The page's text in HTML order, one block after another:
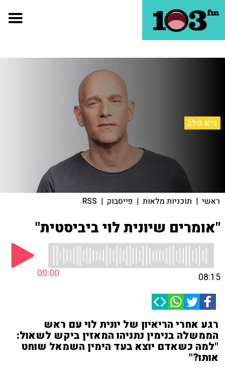
גיא פלג
ראשי | תוכניות מלאות | פייסבוק |
RSS
"אומרים שיונית לוי ביביסטית"
00:00 08:15
רגע אחרי הריאיון של יונית לוי עם ראש
הממשלה בנימין נתניהו המאזין ביקש לשאול:
"למה כשאדם יוצא בעד הימין השמאל שוחט
אותו?"